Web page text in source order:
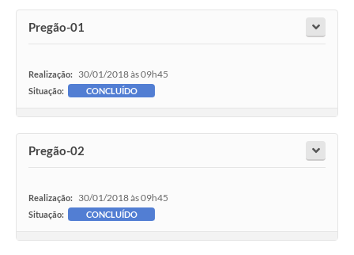
Pregão-01
Realização: 30/01/2018 às 09h45
Situação: CONCLUÍDO
Pregão-02
Realização: 30/01/2018 às 09h45
Situação: CONCLUÍDO